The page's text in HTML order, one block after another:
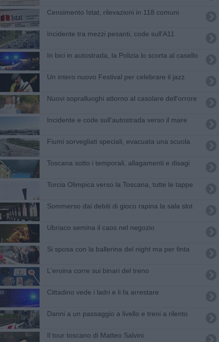
Censimento Istat, rilevazioni in 118 comuni
Incidente tra mezzi pesanti, code sull'A11
In bici in autostrada, la Polizia lo scorta al casello
Un intero nuovo Festival per celebrare il jazz
Nuovi sopralluoghi attorno al casolare dell'orrore
Incidente e code sull'autostrada verso il mare
Fiumi sorvegliati speciali, evacuata una scuola
Toscana sotto i temporali, allagamenti e disagi
Torcia Olimpica verso la Toscana, tutte le tappe
Sommerso dai debiti di gioco rapina la sala slot
Ubriaco semina il caos nel negozio
Si sposa con la ballerina del night ma per finta
​L'eroina corre sui binari del treno
Cittadino vede i ladri e li fa arrestare
Danni a un passaggio a livello e treni a rilento
Il tour toscano di Matteo Salvini